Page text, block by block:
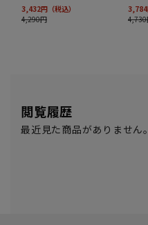
閲覧履歴
最近見た商品がありません。